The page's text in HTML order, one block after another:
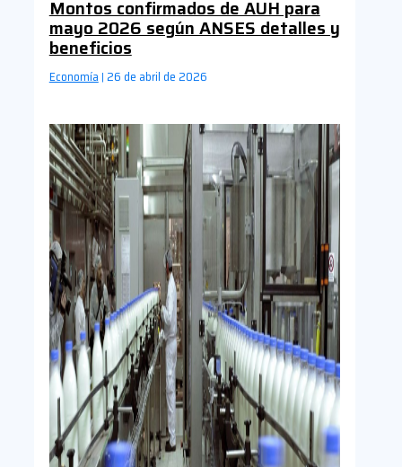
Montos confirmados de AUH para
mayo 2026 según ANSES detalles y
beneficios
Economía | 26 de abril de 2026